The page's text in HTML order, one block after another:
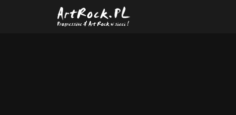
Przejdź do treści głównej